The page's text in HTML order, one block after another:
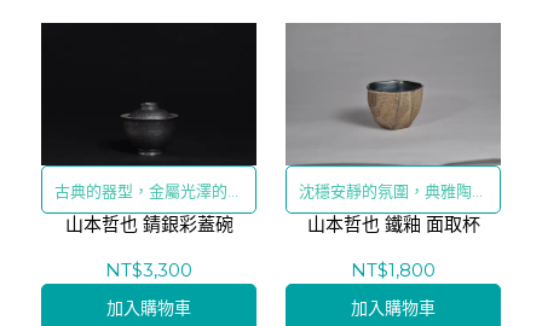
古典的器型，金屬光澤的釉
彩！
山本哲也 錆銀彩蓋碗
NT$3,300
加入購物車
沈穩安靜的氛圍，典雅陶藝
的質感 山本哲也 鐵釉 面取杯
NT$1,800
加入購物車